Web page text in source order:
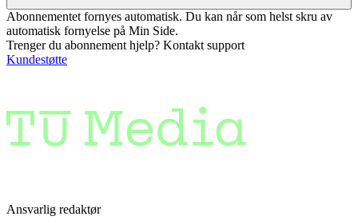
Abonnementet fornyes automatisk. Du kan når som helst skru av
automatisk fornyelse på Min Side.
Trenger du abonnement hjelp? Kontakt support
Kundestøtte
Ansvarlig redaktør